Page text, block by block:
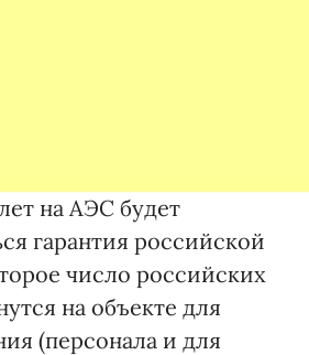
на АЭС будет
гарантия российской
число российских
на объекте для
(персонала и для